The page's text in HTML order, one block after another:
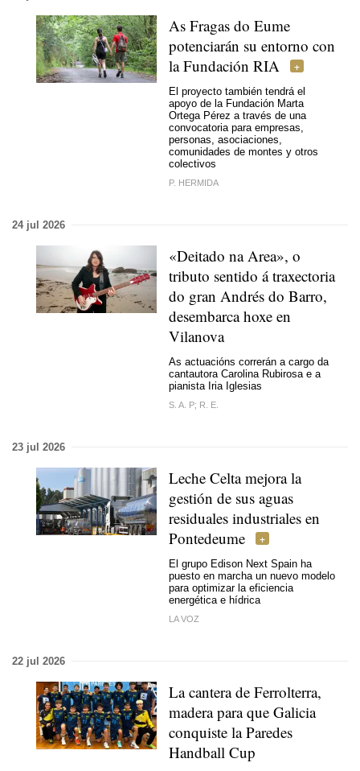
As Fragas do Eume
potenciarán su entorno con
la Fundación RIA
El proyecto también tendrá el
apoyo de la Fundación Marta
Ortega Pérez a través de una
convocatoria para empresas,
personas, asociaciones,
comunidades de montes y otros
colectivos
P. HERMIDA
24 jul 2026
«Deitado na Area», o
tributo sentido á traxectoria
do gran Andrés do Barro,
desembarca hoxe en
Vilanova
As actuacións correrán a cargo da
cantautora Carolina Rubirosa e a
pianista Iria Iglesias
S. A. P; R. E.
23 jul 2026
Leche Celta mejora la
gestión de sus aguas
residuales industriales en
Pontedeume
El grupo Edison Next Spain ha
puesto en marcha un nuevo modelo
para optimizar la eficiencia
energética e hídrica
LA VOZ
22 jul 2026
La cantera de Ferrolterra,
madera para que Galicia
conquiste la Paredes
Handball Cup